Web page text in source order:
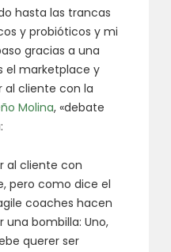
hasta las trancas
y probióticos y mi
gracias a una
el marketplace y
al cliente con la
Molina, «debate
al cliente con
pero como dice el
coaches hacen
bombilla: Uno,
querer ser